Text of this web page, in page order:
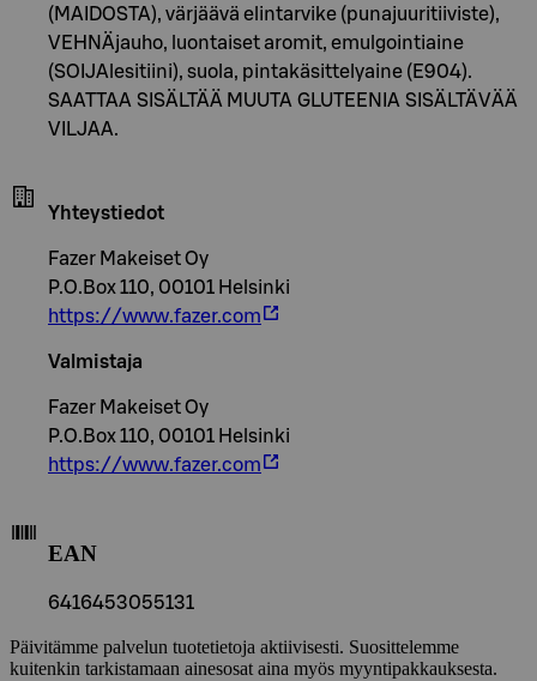
(MAIDOSTA), värjäävä elintarvike (punajuuritiiviste),
VEHNÄjauho, luontaiset aromit, emulgointiaine
(SOIJAlesitiini), suola, pintakäsittelyaine (E904).
SAATTAA SISÄLTÄÄ MUUTA GLUTEENIA SISÄLTÄVÄÄ
VILJAA.
Yhteystiedot
Fazer Makeiset Oy
P.O.Box 110, 00101 Helsinki
https://www.fazer.com
Valmistaja
Fazer Makeiset Oy
P.O.Box 110, 00101 Helsinki
https://www.fazer.com
EAN
6416453055131
Päivitämme palvelun tuotetietoja aktiivisesti. Suosittelemme
kuitenkin tarkistamaan ainesosat aina myös myyntipakkauksesta.